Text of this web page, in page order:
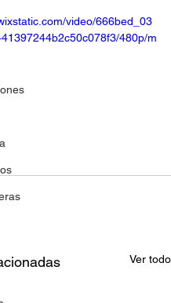
video/666bed_03
480p/m
Ver todo